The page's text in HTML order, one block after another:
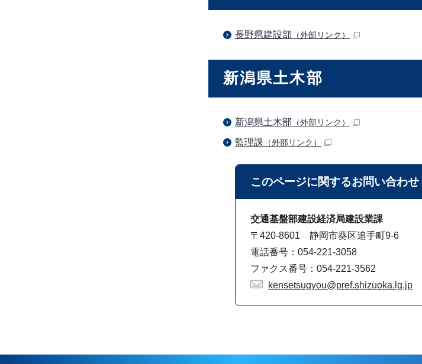
長野県建設部 （外部リンク）
新潟県土木部
新潟県土木部 （外部リンク）
監理課 （外部リンク）
このページに関するお問い合わせ
交通基盤部建設経済局建設業課
〒420-8601 静岡市葵区追手町9-6
電話番号：054-221-3058
ファクス番号：054-221-3562
kensetsugyou@pref.shizuoka.lg.jp